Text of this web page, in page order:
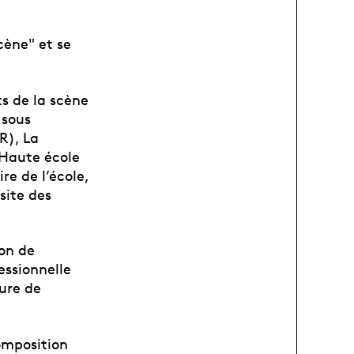
et se
de la scène
La
école
de l’école,
des
de
de